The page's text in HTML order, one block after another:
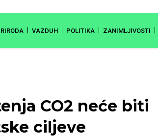
VAZDUH POLITIKA ZANIMLJIVOSTI
CO2 neće biti
ciljeve